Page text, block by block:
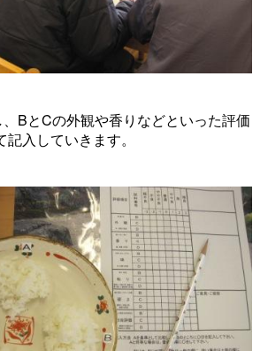
BとCの外観や香りなどといった評価
入していきます。